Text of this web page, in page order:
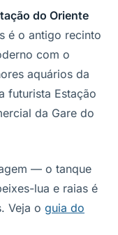
do Oriente
é o antigo recinto
com o
aquários da
futurista Estação
da Gare do
— o tanque
lua e raias é
Veja o guia do